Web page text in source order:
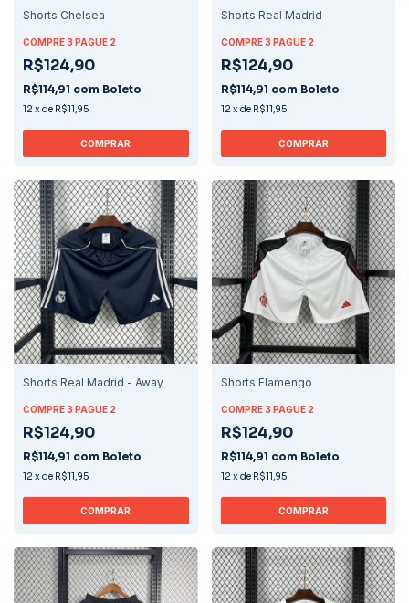
Shorts Chelsea
COMPRE 3 PAGUE 2
R$124,90
R$114,91 com Boleto
12 x de R$11,95
COMPRAR
Shorts Real Madrid
COMPRE 3 PAGUE 2
R$124,90
R$114,91 com Boleto
12 x de R$11,95
COMPRAR
Shorts Real Madrid - Away
COMPRE 3 PAGUE 2
R$124,90
R$114,91 com Boleto
12 xde R$11,95
COMPRAR
Shorts Flamengo
COMPRE 3 PAGUE 2
R$124,90
R$114,91 com Boleto
12 xde R$11,95
COMPRAR